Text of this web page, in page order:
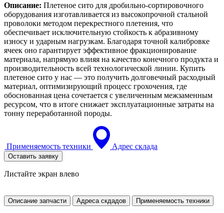
Описание: Плетеное сито для дробильно-сортировочного
оборудования изготавливается из высокопрочной стальной
проволоки методом перекрестного плетения, что
обеспечивает исключительную стойкость к абразивному
износу и ударным нагрузкам. Благодаря точной калибровке
ячеек оно гарантирует эффективное фракционирование
материала, напрямую влияя на качество конечного продукта и
производительность всей технологической линии. Купить
плетеное сито у нас — это получить долговечный расходный
материал, оптимизирующий процесс грохочения, где
обоснованная цена сочетается с увеличенным межзаменным
ресурсом, что в итоге снижает эксплуатационные затраты на
тонну переработанной породы.
Применяемость техники Адрес склада
Оставить заявку
Листайте экран влево
Описание запчасти Адреса скдадов Применяемость техники